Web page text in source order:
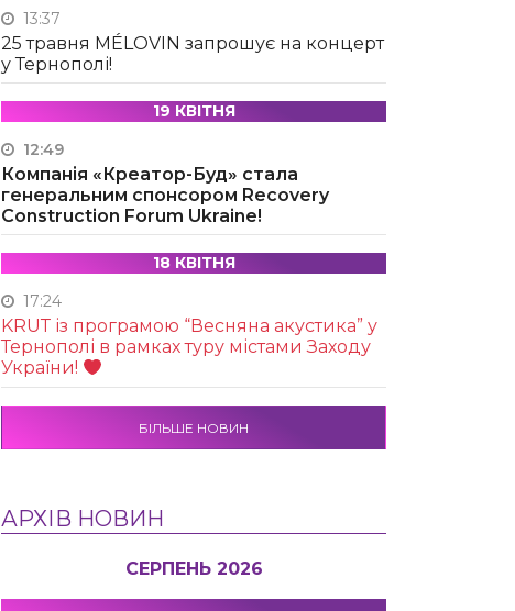
13:37
25 травня MÉLOVIN запрошує на концерт
у Тернополі!
19 КВІТНЯ
12:49
Компанія «Креатор-Буд» стала
генеральним спонсором Recovery
Construction Forum Ukraine!
18 КВІТНЯ
17:24
KRUТ із програмою “Весняна акустика” у
Тернополі в рамках туру містами Заходу
України!
БІЛЬШЕ НОВИН
АРХІВ НОВИН
СЕРПЕНЬ 2026